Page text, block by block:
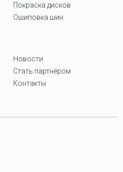
Покраска дисков
Ошиповка шин
Новости
Стать партнёром
Контакты